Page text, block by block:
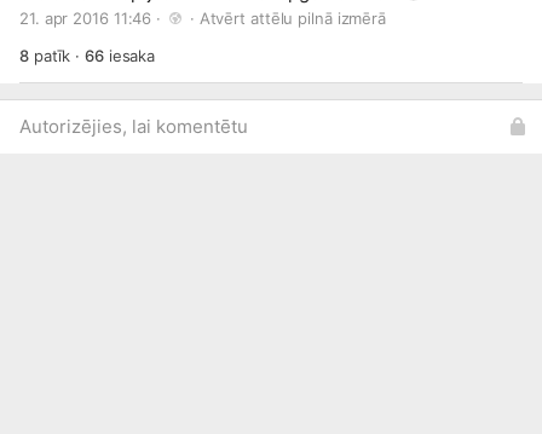
21. apr 2016 11:46 · · Atvērt attēlu pilnā izmērā
8patīk ·66iesaka
Autorizējies, lai komentētu